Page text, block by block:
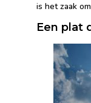
is het zaak
Een plat